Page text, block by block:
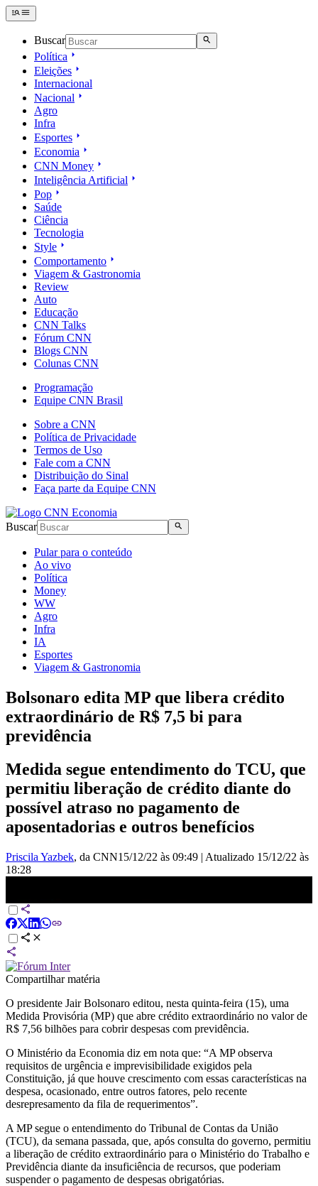
Buscar
Política
Eleições
Internacional
Nacional
Agro
Infra
Esportes
Economia
CNN Money
Inteligência Artificial
Pop
Saúde
Ciência
Tecnologia
Style
Comportamento
Viagem & Gastronomia
Review
Auto
Educação
CNN Talks
Fórum CNN
Blogs CNN
Colunas CNN
Programação
Equipe CNN Brasil
Sobre a CNN
Política de Privacidade
Termos de Uso
Fale com a CNN
Distribuição do Sinal
Faça parte da Equipe CNN
Buscar
Pular para o conteúdo
Ao vivo
Política
Money
WW
Agro
Infra
IA
Esportes
Viagem & Gastronomia
Bolsonaro edita MP que libera crédito
extraordinário de R$ 7,5 bi para
previdência
Medida segue entendimento do TCU, que
permitiu liberação de crédito diante do
possível atraso no pagamento de
aposentadorias e outros benefícios
Priscila Yazbek, da CNN15/12/22 às 09:49 | Atualizado 15/12/22 às
18:28
Compartilhar matéria
O presidente Jair Bolsonaro editou, nesta quinta-feira (15), uma
Medida Provisória (MP) que abre crédito extraordinário no valor de
R$ 7,56 bilhões para cobrir despesas com previdência.
O Ministério da Economia diz em nota que: “A MP observa
requisitos de urgência e imprevisibilidade exigidos pela
Constituição, já que houve crescimento com essas características na
despesa, ocasionado, entre outros fatores, pelo recente
desrepresamento da fila de requerimentos”.
A MP segue o entendimento do Tribunal de Contas da União
(TCU), da semana passada, que, após consulta do governo, permitiu
a liberação de crédito extraordinário para o Ministério do Trabalho e
Previdência diante da insuficiência de recursos, que poderiam
suspender o pagamento de despesas obrigatórias.